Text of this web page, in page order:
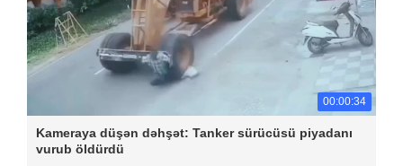
00:00:34
Kameraya düşən dəhşət: Tanker sürücüsü piyadanı
vurub öldürdü